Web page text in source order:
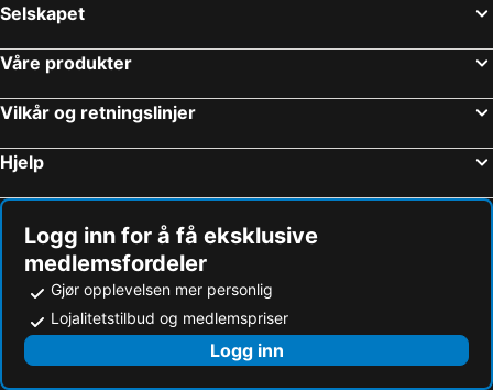
Selskapet
Våre produkter
Vilkår og retningslinjer
Hjelp
Logg inn for å få eksklusive
medlemsfordeler
Gjør opplevelsen mer personlig
Lojalitetstilbud og medlemspriser
Logg inn